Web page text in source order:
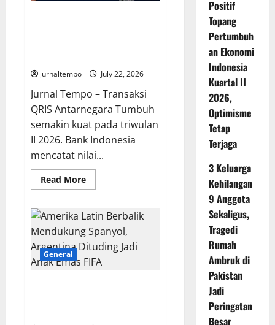
jurnaltempo July 22, 2026
Jurnal Tempo – Transaksi
QRIS Antarnegara Tumbuh
semakin kuat pada triwulan
II 2026. Bank Indonesia
mencatat nilai...
Read MoreRead
more
QRIS
Antarnegara
Tembus
Rp1,52
Triliun,
Wisatawan
Asing
General
Positif
Topang
Pertumbuh
an Ekonomi
Indonesia
Kuartal II
2026,
Optimisme
Tetap
Terjaga
3 Keluarga
Kehilangan
9 Anggota
Sekaligus,
Tragedi
Rumah
Ambruk di
Pakistan
Jadi
Peringatan
Besar